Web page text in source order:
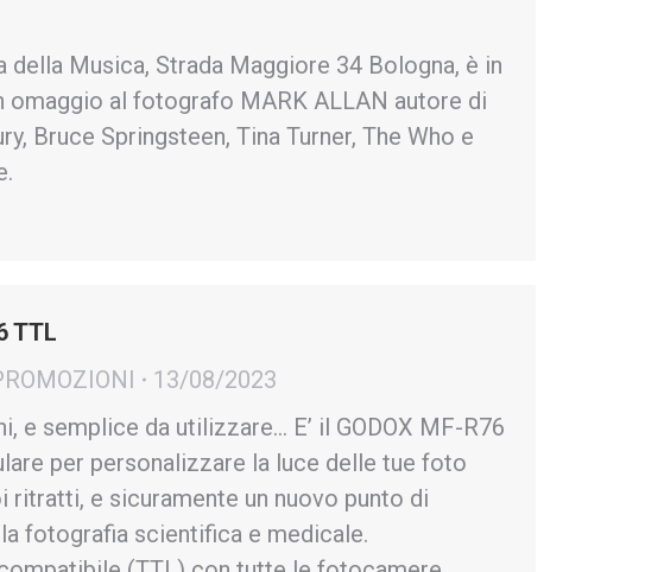
Musica, Strada Maggiore 34 Bologna, è in
omaggio al fotografo MARK ALLAN autore di
Bruce Springsteen, Tina Turner, The Who e
TTL
13/08/2023
e semplice da utilizzare… E’ il GODOX MF-R76
per personalizzare la luce delle tue foto
ritratti, e sicuramente un nuovo punto di
fotografia scientifica e medicale.